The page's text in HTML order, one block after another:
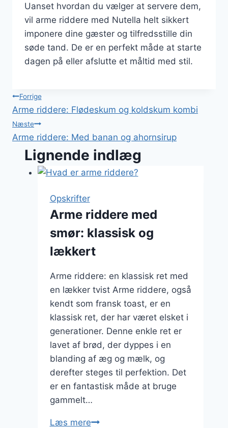
Uanset hvordan du vælger at servere dem,
vil arme riddere med Nutella helt sikkert
imponere dine gæster og tilfredsstille din
søde tand. De er en perfekt måde at starte
dagen på eller afslutte et måltid med stil.
Indlægsnavigation
Forrige
Arme riddere: Flødeskum og koldskum kombi
Næste
Arme riddere: Med banan og ahornsirup
Lignende indlæg
Opskrifter
Arme riddere med
smør: klassisk og
lækkert
Arme riddere: en klassisk ret med
en lækker tvist Arme riddere, også
kendt som fransk toast, er en
klassisk ret, der har været elsket i
generationer. Denne enkle ret er
lavet af brød, der dyppes i en
blanding af æg og mælk, og
derefter steges til perfektion. Det
er en fantastisk måde at bruge
gammelt…
Læs mereArme